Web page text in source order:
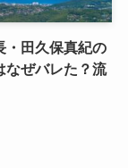
・田久保真紀の
なぜバレた？流